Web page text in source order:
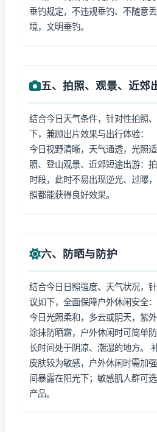
垂钓规定，不违规垂钓、不随意
境，文明垂钓。
五、拍照、观景、近郊
结合今日天气条件，针对性拍照
下，兼顾出片效果与出行体验：
今日视野清晰，天气通透，光照
照、登山观景、近郊短途出游：
时段，此时不易出现逆光、过曝
照都能获得良好效果。
六、防晒与防护
结合今日日照强度、天气状况，
议如下，全面保障户外休闲安全：
今日光照柔和，多云或阴天，紫
涂抹防晒霜，户外休闲时可简单
长时间处于阴凉、潮湿的地方。
皮肤较为敏感，户外休闲时需加
间暴露在阳光下；敏感肌人群可
产品。